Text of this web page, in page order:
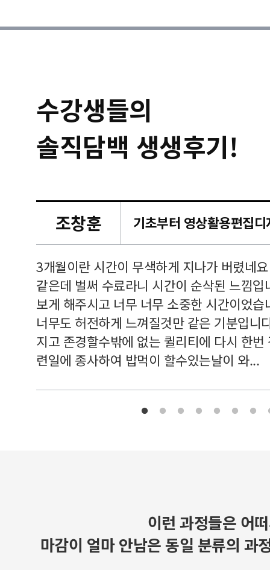
수강생들의
솔직담백 생생후기!
조창훈
3개월이란 시간이 무색하게 지나가 버렸네
같은데 벌써 수료라니 시간이 순삭된 느낌
보게 해주시고 너무 너무 소중한 시간이었
너무도 허전하게 느껴질것만 같은 기분입니
지고 존경할수밖에 없는 퀼리티에 다시 한
련일에 종사하여 밥먹이 할수있는날이 와...
이런 과정들은 어
마감이 얼마 안남은 동일 분류의 과